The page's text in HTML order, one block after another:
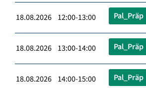
18.08.2026 12:00-13:00 Pal_Präp
18.08.2026 13:00-14:00 Pal_Präp
18.08.2026 14:00-15:00 Pal_Präp